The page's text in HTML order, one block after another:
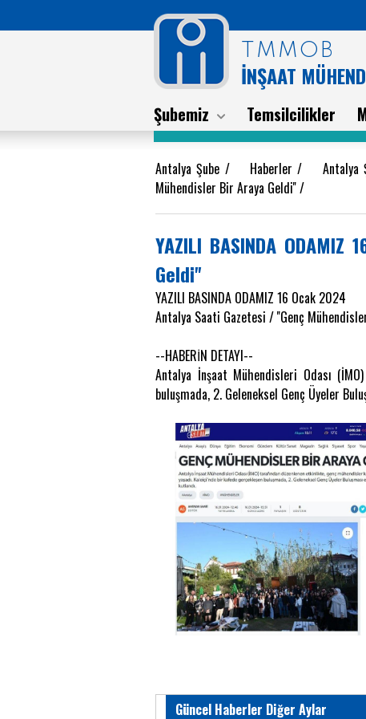
TMMOB
İNŞAAT
Şubemiz Temsilcilikler
Antalya Şube / Haberler/ Antalya
Mühendisler Bir Araya Geldi''/
YAZILI BASINDA
Geldi''
YAZILI BASINDA ODAMIZ 16 Ocak 2024
Antalya Saati Gazetesi / ''Genç
--HABERİN DETAYI--
Antalya İnşaat Mühendisleri Odası
buluşmada, 2. Geleneksel Genç Üyeler
Güncel Haberler Diğer Aylar